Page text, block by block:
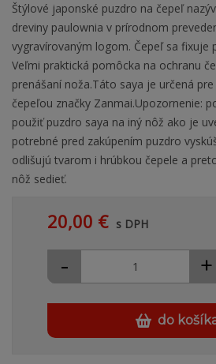
Štýlové japonské puzdro na čepeľ
dreviny paulownia v prírodnom
vygravírovaným logom. Čepeľ sa fixuje
Veľmi praktická pomôcka na ochranu
prenášaní noža.Táto saya je určená
čepeľou značky Zanmai.Upozornenie:
použiť puzdro saya na iný nôž ako je
potrebné pred zakúpením puzdro
odlišujú tvarom i hrúbkou čepele a
nôž sedieť.
20,00 € s DPH
+
-
do